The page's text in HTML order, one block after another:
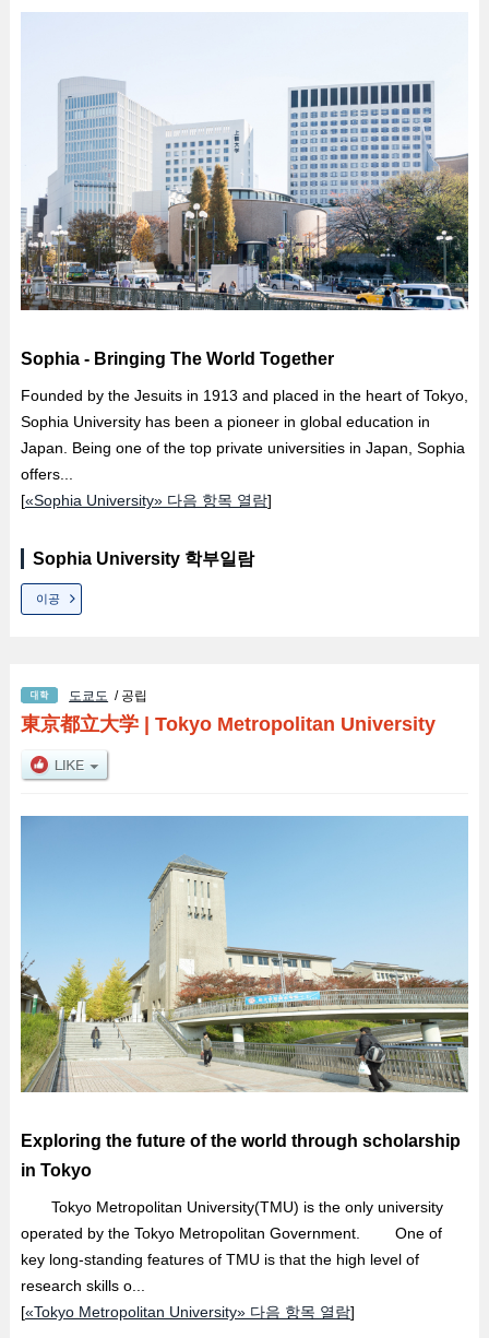
Sophia - Bringing The World Together
Founded by the Jesuits in 1913 and placed in the heart of Tokyo,
Sophia University has been a pioneer in global education in
Japan. Being one of the top private universities in Japan, Sophia
offers...
[«Sophia University» 다음 항목 열람]
Sophia University 학부일람
이공
도쿄도 / 공립
東京都立大学| Tokyo Metropolitan University
Exploring the future of the world through scholarship
in Tokyo
Tokyo Metropolitan University(TMU) is the only university
operated by the Tokyo Metropolitan Government. One of
key long-standing features of TMU is that the high level of
research skills o...
[«Tokyo Metropolitan University» 다음 항목 열람]